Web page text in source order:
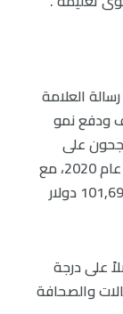
العلامة
ودفع نمو
على
متوسط راتب يبلغ حوالي 142,170 دولارا في عام 2020، مع
استمرار حصول 25% الأقل أجراً على حوالي 101,690 دولار
على درجة
والصحافة